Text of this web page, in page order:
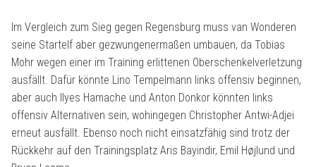
Im Vergleich zum Sieg gegen Regensburg muss van Wonderen
seine Startelf aber gezwungenermaßen umbauen, da Tobias
Mohr wegen einer im Training erlittenen Oberschenkelverletzung
ausfällt. Dafür könnte Lino Tempelmann links offensiv beginnen,
aber auch Ilyes Hamache und Anton Donkor könnten links
offensiv Alternativen sein, wohingegen Christopher Antwi-Adjei
erneut ausfällt. Ebenso noch nicht einsatzfähig sind trotz der
Rückkehr auf den Trainingsplatz Aris Bayindir, Emil Højlund und